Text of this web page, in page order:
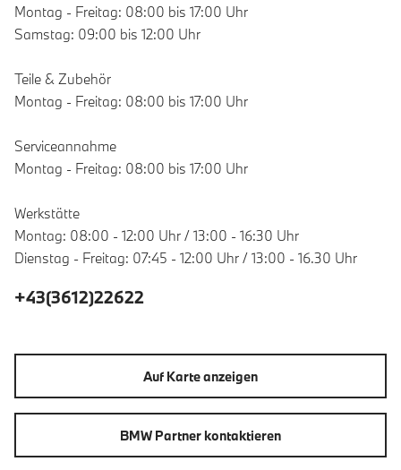
Montag - Freitag: 08:00 bis 17:00 Uhr
Samstag: 09:00 bis 12:00 Uhr
Teile & Zubehör
Montag - Freitag: 08:00 bis 17:00 Uhr
Serviceannahme
Montag - Freitag: 08:00 bis 17:00 Uhr
Werkstätte
Montag: 08:00 - 12:00 Uhr / 13:00 - 16:30 Uhr
Dienstag - Freitag: 07:45 - 12:00 Uhr / 13:00 - 16.30 Uhr
+43(3612)22622
Auf Karte anzeigen
BMW Partner kontaktieren